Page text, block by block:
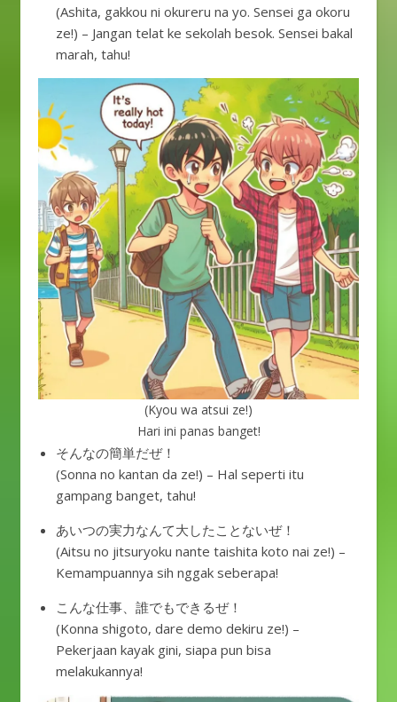
(Ashita, gakkou ni okureru na yo. Sensei ga okoru
ze!) – Jangan telat ke sekolah besok. Sensei bakal
marah, tahu!
(Kyou wa atsui ze!)
Hari ini panas banget!
そんなの簡単だぜ！
(Sonna no kantan da ze!) – Hal seperti itu
gampang banget, tahu!
あいつの実力なんて大したことないぜ！
(Aitsu no jitsuryoku nante taishita koto nai ze!) –
Kemampuannya sih nggak seberapa!
こんな仕事、誰でもできるぜ！
(Konna shigoto, dare demo dekiru ze!) –
Pekerjaan kayak gini, siapa pun bisa
melakukannya!